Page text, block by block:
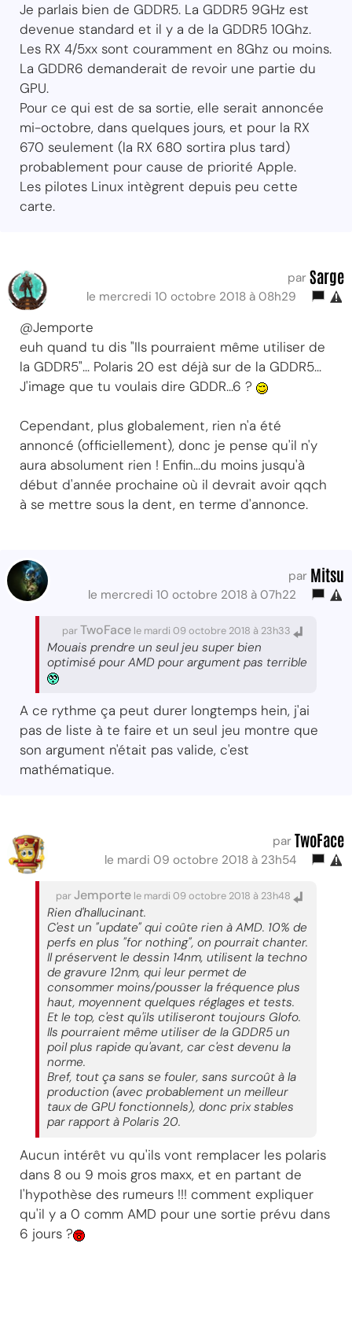
Je parlais bien de GDDR5. La GDDR5 9GHz est
devenue standard et il y a de la GDDR5 10Ghz.
Les RX 4/5xx sont couramment en 8Ghz ou moins.
La GDDR6 demanderait de revoir une partie du
GPU.
Pour ce qui est de sa sortie, elle serait annoncée
mi-octobre, dans quelques jours, et pour la RX
670 seulement (la RX 680 sortira plus tard)
probablement pour cause de priorité Apple.
Les pilotes Linux intègrent depuis peu cette
carte.
par Sarge
le mercredi 10 octobre 2018 à 08h29
@Jemporte
euh quand tu dis "Ils pourraient même utiliser de
la GDDR5"... Polaris 20 est déjà sur de la GDDR5...
J'image que tu voulais dire GDDR...6 ?
Cependant, plus globalement, rien n'a été
annoncé (officiellement), donc je pense qu'il n'y
aura absolument rien ! Enfin...du moins jusqu'à
début d'année prochaine où il devrait avoir qqch
à se mettre sous la dent, en terme d'annonce.
par Mitsu
le mercredi 10 octobre 2018 à 07h22
parTwoFace le mardi 09 octobre 2018 à 23h33
Mouais prendre un seul jeu super bien
optimisé pour AMD pour argument pas terrible
A ce rythme ça peut durer longtemps hein, j'ai
pas de liste à te faire et un seul jeu montre que
son argument n'était pas valide, c'est
mathématique.
par TwoFace
le mardi 09 octobre 2018 à 23h54
parJemporte le mardi 09 octobre 2018 à 23h48
Rien d'hallucinant.
C'est un "update" qui coûte rien à AMD. 10% de
perfs en plus "for nothing", on pourrait chanter.
Il préservent le dessin 14nm, utilisent la techno
de gravure 12nm, qui leur permet de
consommer moins/pousser la fréquence plus
haut, moyennent quelques réglages et tests.
Et le top, c'est qu'ils utiliseront toujours Glofo.
Ils pourraient même utiliser de la GDDR5 un
poil plus rapide qu'avant, car c'est devenu la
norme.
Bref, tout ça sans se fouler, sans surcoût à la
production (avec probablement un meilleur
taux de GPU fonctionnels), donc prix stables
par rapport à Polaris 20.
Aucun intérêt vu qu'ils vont remplacer les polaris
dans 8 ou 9 mois gros maxx, et en partant de
l'hypothèse des rumeurs !!! comment expliquer
qu'il y a 0 comm AMD pour une sortie prévu dans
6 jours ?